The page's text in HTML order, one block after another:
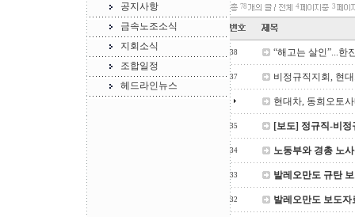
공지사항
금속노조소식
지회소식
조합일정
헤드라인뉴스
78 4 3
38 “해고는 살인”...한
37 비정규직지회, 현
현대차, 동희오토
35 [보도] 정규직-비
34 노동부와 경총 노
33 발레오만도 규탄
32 발레오만도 보도자